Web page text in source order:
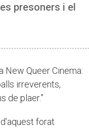
presoners i el
New Queer Cinema:
irreverents,
de plaer.”
forat